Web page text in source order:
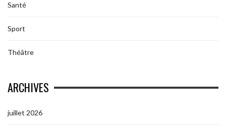
Santé
Sport
Théâtre
ARCHIVES
juillet 2026